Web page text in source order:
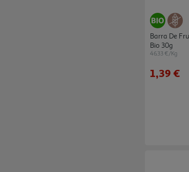
Barra De
Bio 30g
46.33 €/Kg
1,39 €